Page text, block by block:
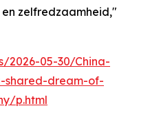
zelfredzaamheid,"
2026-05-30/China-
dream-of-
p.html